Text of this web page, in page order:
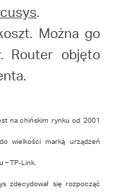
.
Można go
Router objęto
na chińskim rynku od 2001
wielkości marką urządzeń
– TP-Link.
zdecydował się rozpocząć